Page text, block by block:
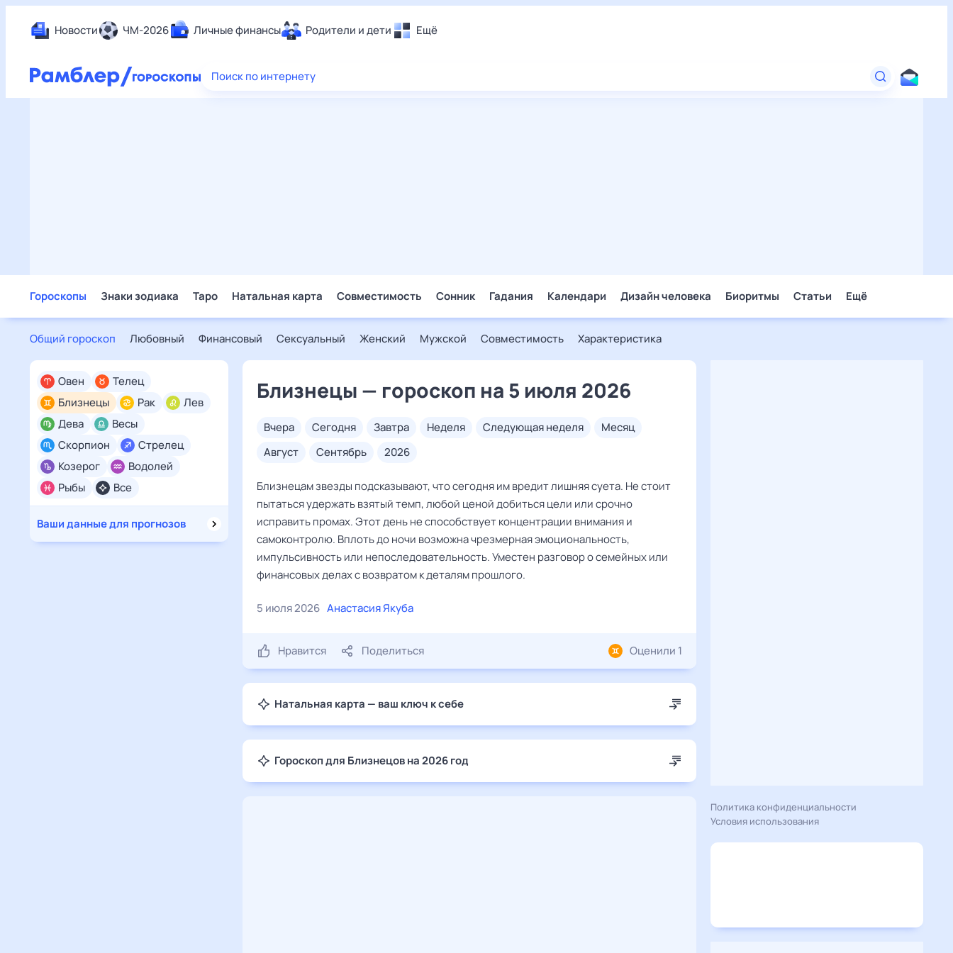
Новости ЧМ-2026 Личные финансы Родители и дети Ещё
Еда
Поиск по интернету
Гороскопы Знаки зодиака Таро Натальная карта Совместимость Сонник Гадания Календари Дизайн человека Биоритмы Статьи Ещё
Общий гороскоп Любовный Финансовый Сексуальный Женский Мужской Совместимость Характеристика
Все
Овен
Телец
Близнецы
Рак
Лев
Дева
Весы
Скорпион
Стрелец
Козерог
Водолей
Рыбы
Ваши данные для прогнозов
Близнецы — гороскоп на 5 июля 2026
вчера сегодня завтра неделя следующая неделя
месяц
август
сентябрь 2026
Близнецам звезды подсказывают, что сегодня им вредит лишняя суета. Не стоит
пытаться удержать взятый темп, любой ценой добиться цели или срочно
исправить промах. Этот день не способствует концентрации внимания и
самоконтролю. Вплоть до ночи возможна чрезмерная эмоциональность,
импульсивность или непоследовательность. Уместен разговор о семейных или
финансовых делах с возвратом к деталям прошлого.
5 июля 2026 Анастасия Якуба
Нравится Поделиться Оценили 1
Натальная карта — ваш ключ к себе
Гороскоп для Близнецов на 2026 год
Политика конфиденциальности
Условия использования